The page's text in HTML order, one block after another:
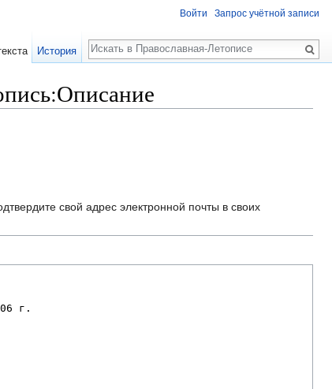
свой адрес электронной почты в своих
Войти Запрос учётной записи
История
Поиск